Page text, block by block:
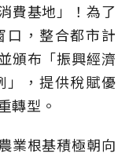
費基地」！為了
口，整合都市計
頒布「振興經濟
」，提供稅賦優
轉型。
業根基積極朝向